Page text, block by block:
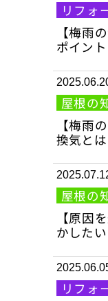
リフォ
【梅雨
ポイント
屋根の
【梅雨
換気とは
屋根の
【原因
かしたい
リフォ